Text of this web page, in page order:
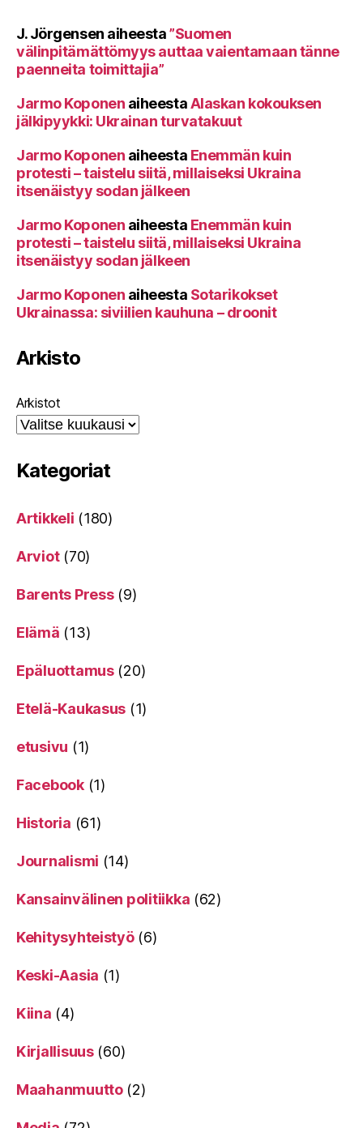
J. Jörgensen aiheesta”Suomen
välinpitämättömyys auttaa vaientamaan tänne
paenneita toimittajia”
Jarmo Koponen aiheestaAlaskan kokouksen
jälkipyykki: Ukrainan turvatakuut
Jarmo Koponen aiheesta Enemmän kuin
protesti – taistelu siitä, millaiseksi Ukraina
itsenäistyy sodan jälkeen
Jarmo Koponen aiheesta Enemmän kuin
protesti – taistelu siitä, millaiseksi Ukraina
itsenäistyy sodan jälkeen
Jarmo Koponen aiheesta Sotarikokset
Ukrainassa: siviilien kauhuna – droonit
Arkisto
Arkistot
Kategoriat
Artikkeli (180)
Arviot(70)
Barents Press(9)
Elämä (13)
Epäluottamus(20)
Etelä-Kaukasus (1)
etusivu (1)
Facebook(1)
Historia (61)
Journalismi (14)
Kansainvälinen politiikka (62)
Kehitysyhteistyö(6)
Keski-Aasia (1)
Kiina (4)
Kirjallisuus(60)
Maahanmuutto(2)